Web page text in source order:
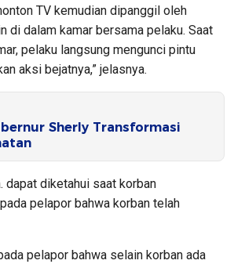
TV kemudian dipanggil oleh
di dalam kamar bersama pelaku. Saat
pelaku langsung mengunci pintu
aksi bejatnya,” jelasnya.
Sherly Transformasi
dapat diketahui saat korban
pelapor bahwa korban telah
pelapor bahwa selain korban ada